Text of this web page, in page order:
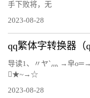
手下败将，无
2023-08-28
qq繁体字转换器（
导读1、〃ヤ`灬 →皁
★~→☆
2023-08-28